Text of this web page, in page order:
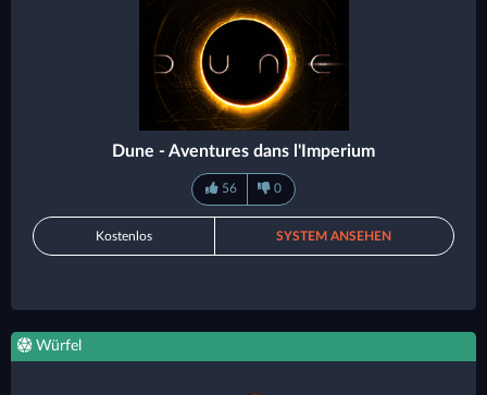
Dune - Aventures dans l'Imperium
56 0
Kostenlos SYSTEM ANSEHEN
Würfel